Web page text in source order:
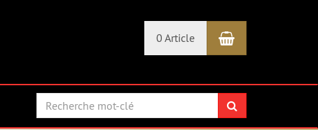
0 Article Panier